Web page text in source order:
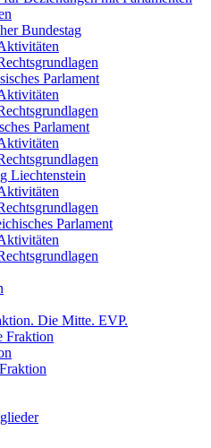
Bundestag
Parlament
Parlament
Liechtenstein
Parlament
Die Mitte. EVP.
Fraktion